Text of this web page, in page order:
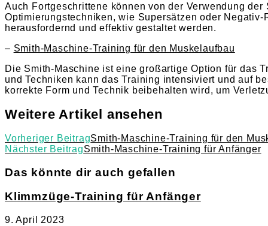
Auch Fortgeschrittene können von der Verwendung
Optimierungstechniken, wie Supersätzen oder
herausfordernd und effektiv gestaltet werden.
– Smith-Maschine-Training für den Muskelaufbau
Die Smith-Maschine ist eine großartige Option für das
und Techniken kann das Training intensiviert und auf
korrekte Form und Technik beibehalten wird, um
Weitere Artikel ansehen
Vorheriger BeitragSmith-Maschine-Training für den
Nächster BeitragSmith-Maschine-Training für Anfänger
Das könnte dir auch gefallen
Klimmzüge-Training für Anfänger
9. April 2023